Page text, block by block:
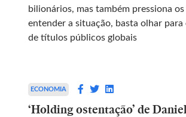
bilionários, mas também pressiona
entender a situação, basta olhar para
de títulos públicos globais
ECONOMIA
‘Holding ostentação’ de